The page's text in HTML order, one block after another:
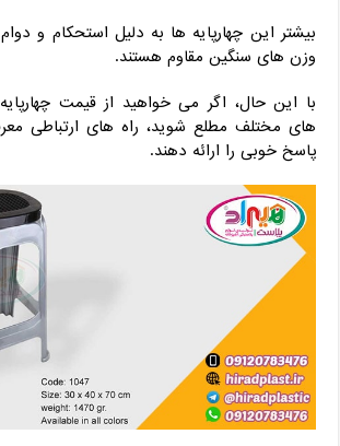
بیشتر این چهارپایه ها به دلیل استحکام و دوام
وزن های سنگین مقاوم هستند.
با این حال، اگر می خواهید از قیمت
های مختلف مطلع شوید، راه های ارتباطی
پاسخ خوبی را ارائه دهند.